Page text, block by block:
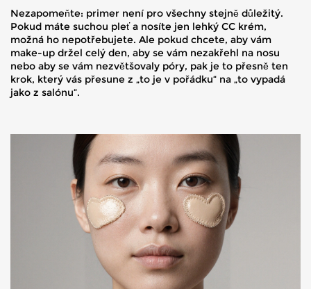
Nezapomeňte: primer není pro všechny stejně důležitý.
Pokud máte suchou pleť a nosíte jen lehký CC krém,
možná ho nepotřebujete. Ale pokud chcete, aby vám
make-up držel celý den, aby se vám nezakřehl na nosu
nebo aby se vám nezvětšovaly póry, pak je to přesně ten
krok, který vás přesune z „to je v pořádku“ na „to vypadá
jako z salónu“.